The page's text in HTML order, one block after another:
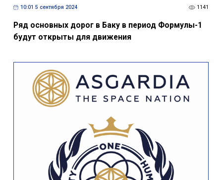
10:01 5 сентября 2024 1141
Ряд основных дорог в Баку в период Формулы-1
будут открыты для движения